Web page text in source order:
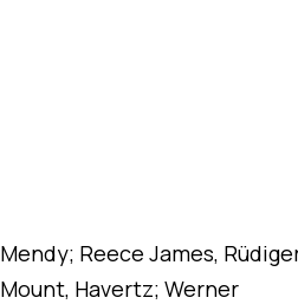
Mendy; Reece James,
Mount, Havertz; Werner